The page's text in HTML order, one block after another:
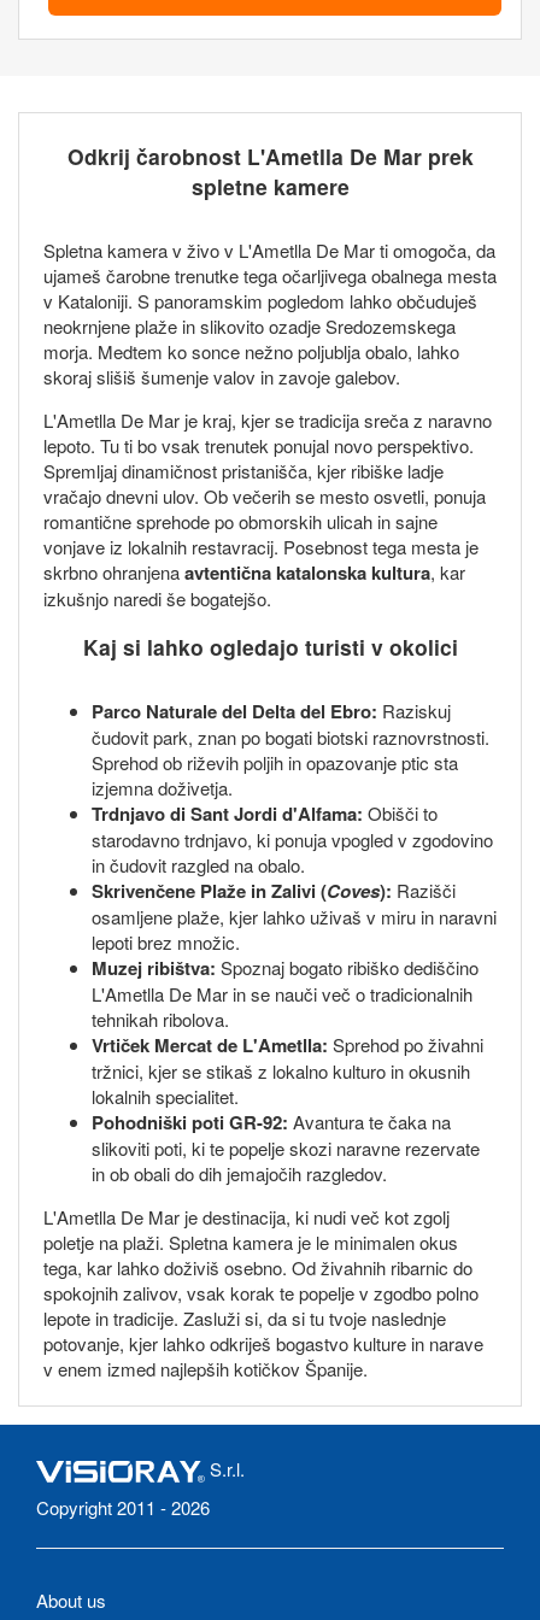
Odkrij čarobnost L'Ametlla De Mar prek
spletne kamere
Spletna kamera v živo v L'Ametlla De Mar ti omogoča, da
ujameš čarobne trenutke tega očarljivega obalnega mesta
v Kataloniji. S panoramskim pogledom lahko občuduješ
neokrnjene plaže in slikovito ozadje Sredozemskega
morja. Medtem ko sonce nežno poljublja obalo, lahko
skoraj slišiš šumenje valov in zavoje galebov.
L'Ametlla De Mar je kraj, kjer se tradicija sreča z naravno
lepoto. Tu ti bo vsak trenutek ponujal novo perspektivo.
Spremljaj dinamičnost pristanišča, kjer ribiške ladje
vračajo dnevni ulov. Ob večerih se mesto osvetli, ponuja
romantične sprehode po obmorskih ulicah in sajne
vonjave iz lokalnih restavracij. Posebnost tega mesta je
skrbno ohranjenaavtentična katalonska kultura, kar
izkušnjo naredi še bogatejšo.
Kaj si lahko ogledajo turisti v okolici
Parco Naturale del Delta del Ebro: Raziskuj
čudovit park, znan po bogati biotski raznovrstnosti.
Sprehod ob riževih poljih in opazovanje ptic sta
izjemna doživetja.
Trdnjavo di Sant Jordi d'Alfama: Obišči to
starodavno trdnjavo, ki ponuja vpogled v zgodovino
in čudovit razgled na obalo.
Skrivenčene Plaže in Zalivi (Coves): Razišči
osamljene plaže, kjer lahko uživaš v miru in naravni
lepoti brez množic.
Muzej ribištva: Spoznaj bogato ribiško dediščino
L'Ametlla De Mar in se nauči več o tradicionalnih
tehnikah ribolova.
Vrtiček Mercat de L'Ametlla: Sprehod po živahni
tržnici, kjer se stikaš z lokalno kulturo in okusnih
lokalnih specialitet.
Pohodniški poti GR-92: Avantura te čaka na
slikoviti poti, ki te popelje skozi naravne rezervate
in ob obali do dih jemajočih razgledov.
L'Ametlla De Mar je destinacija, ki nudi več kot zgolj
poletje na plaži. Spletna kamera je le minimalen okus
tega, kar lahko doživiš osebno. Od živahnih ribarnic do
spokojnih zalivov, vsak korak te popelje v zgodbo polno
lepote in tradicije. Zasluži si, da si tu tvoje naslednje
potovanje, kjer lahko odkriješ bogastvo kulture in narave
v enem izmed najlepših kotičkov Španije.
S.r.l.
Copyright 2011 - 2026
About us